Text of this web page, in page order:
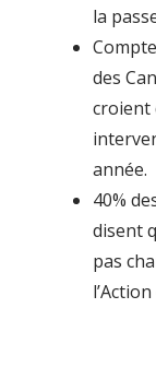
la
des
croient
année.
40%
disent
pas